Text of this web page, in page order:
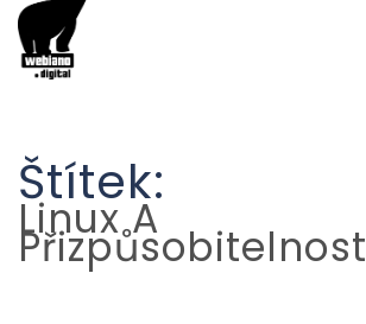
Štítek:
Linux A
Přizpůsobitelnost